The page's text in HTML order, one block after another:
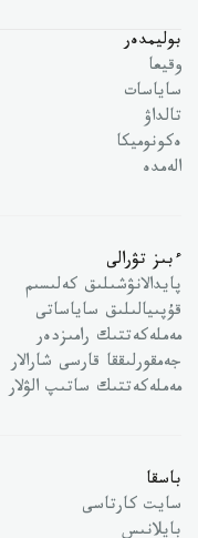
بوليمدەر
وقيعا
ساياسات
تالداۋ
ەكونوميكا
الەمدە
ءبىز تۋرالى
پايدالانۋشىلىق كەلىسىم
قۇپىيالىلىق ساياساتى
مەملەكەتتىك رامىزدەر
جەمقورلىققا قارسى شارالار
مەملەكەتتىك ساتىپ الۋلار
باسقا
سايت كارتاسى
بايلانىس